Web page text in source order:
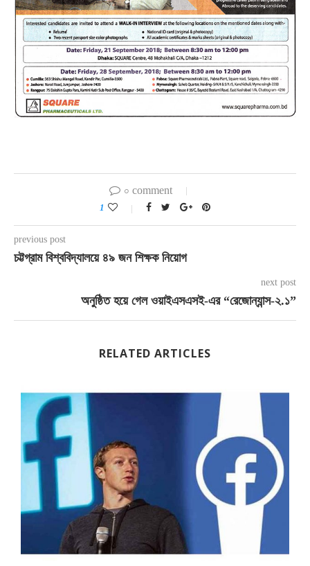
০ comment
1
previous post
চট্টগ্রাম বিশ্ববিদ্যালয়ে ৪৯ জন শিক্ষক নিয়োগ
next post
অনুষ্ঠিত হয়ে গেল ওয়াইএসএসই-এর “রেজোন্যান্স-২.১”
RELATED ARTICLES